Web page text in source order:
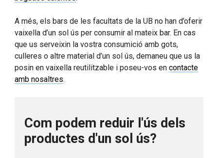
A més, els bars de les facultats de la UB no han d’oferir
vaixella d’un sol ús per consumir al mateix bar. En cas
que us serveixin la vostra consumició amb gots,
culleres o altre material d’un sol ús, demaneu que us la
posin en vaixella reutilitzable i poseu-vos en contacte
amb nosaltres.
Com podem reduir l'ús dels
productes d'un sol ús?